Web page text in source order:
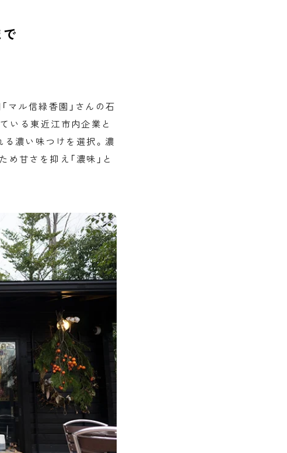
で
マル信緑香園」さんの石
いる東近江市内企業と
濃い味つけを選択。濃
甘さを抑え「濃味」と